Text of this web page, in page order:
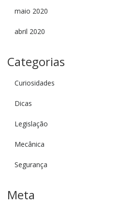
maio 2020
abril 2020
Categorias
Curiosidades
Dicas
Legislação
Mecânica
Segurança
Meta